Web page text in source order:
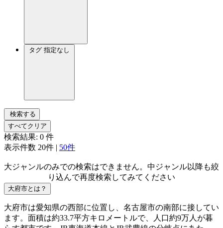
タグ 指定なし
検索する
すべてクリア
検索結果: 0 件
表示件数 20件 | 50件
大ジャンルのみでの検索はできません。中ジャンル以降も絞
り込んで再度検索してみてください
大府市とは？
大府市は愛知県の西部に位置し、名古屋市の南部に接してい
ます。面積は約33.7平方キロメートルで、人口約9万人が暮